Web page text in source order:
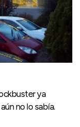
ya
no lo sabía.